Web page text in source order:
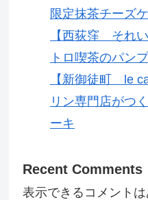
限定抹茶チーズ
【西荻窪 それ
トロ喫茶のパン
【新御徒町 le
リン専門店がつ
ーキ
Recent Comments
表示できるコメントは